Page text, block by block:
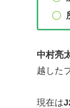
中村亮
越した
現在は